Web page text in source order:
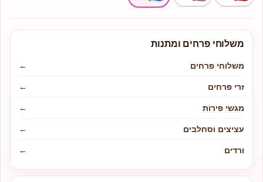
משלוחי פרחים ומתנות
משלוחי פרחים
←
זרי פרחים
←
מגשי פירות
←
עציצים וסחלבים
←
ורדים
←